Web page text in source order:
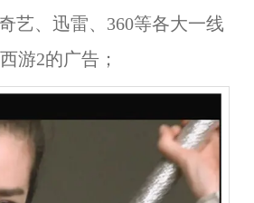
艺、迅雷、360等各大一线
游2的广告；